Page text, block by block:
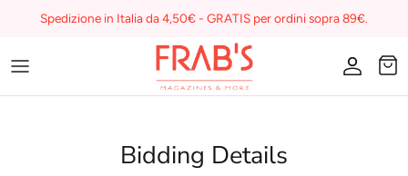
Spedizione in Italia da 4,50€ - GRATIS per ordini sopra 89€.
Magazines
I miei preferiti su Frab'sBidding Details